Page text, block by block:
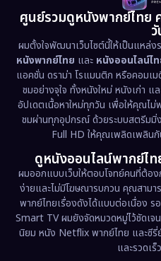
Disaster
Disney+
Documentary สารคดี
Drama ดราม่า
Dystopian
Emotional
Epic มหากาพย์
Erotic
ศูนย์รวมดูหนังพากย์ไทย
ผมตั้งใจพัฒนาเว็บไซต์นี้ให้เป็นแหล่
หนังพากย์ไทย และ หนังออนไลน์ไ
แอคชั่น ดราม่า โรแมนติก หรือคอมเ
ชมอย่างจุใจ ทั้งหนังใหม่ หนังเก่า
อัปเดตเนื้อหาใหม่ทุกวัน เพื่อให้คุณไ
ชมผ่านทุกอุปกรณ์ ด้วยระบบสตรีมมิ่
Full HD ให้คุณเพลิดเพลิน
ดูหนังออนไลน์พากย์ไ
ผมออกแบบเว็บให้ตอบโจทย์คนที่ต้อง
ง่ายและไม่มีโฆษณารบกวน คุณสามา
พากย์ไทยเรื่องดังได้แบบต่อเนื่อง
Smart TV ผมยังจัดหมวดหมู่ไว้ชัดเจ
นิยม หนัง Netflix พากย์ไทย และซีรี่
และรวดเ